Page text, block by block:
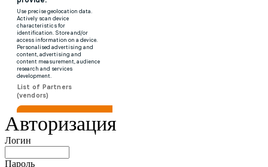
Авторизация
Логин
Пароль